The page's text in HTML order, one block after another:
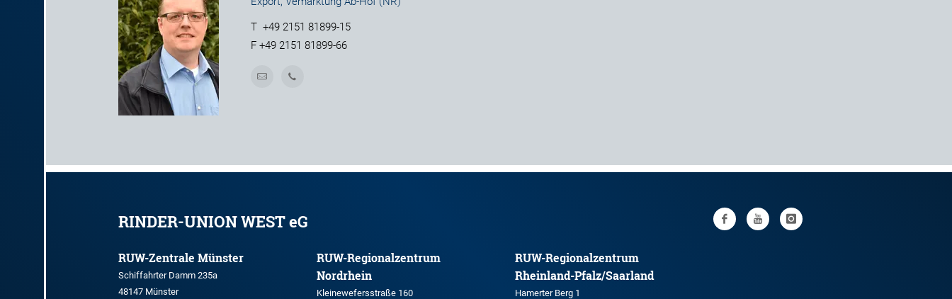
T +49 2151 81899-15
F+49 2151 81899-66
RINDER-UNION WEST eG
RUW-Zentrale Münster
Schiffahrter Damm 235a
48147 Münster
RUW-Regionalzentrum
Nordrhein
Kleinewefersstraße 160
RUW-Regionalzentrum
Rheinland-Pfalz/Saarland
Hamerter Berg 1